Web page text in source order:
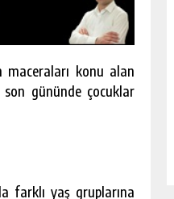
maceraları konu alan
gününde çocuklar
farklı yaş gruplarına